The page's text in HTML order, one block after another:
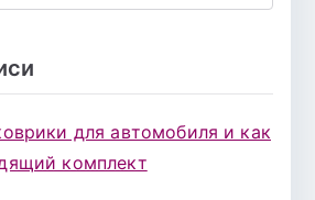
для автомобиля и как
комплект